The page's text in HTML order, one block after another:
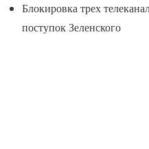
Блокировка трех
поступок Зеленского